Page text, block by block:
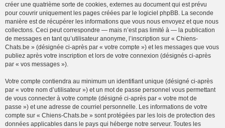
créer une quatrième sorte de cookies, externes au document qui est prévu
pour couvrir uniquement les pages créées par le logiciel phpBB. La seconde
manière est de récupérer les informations que vous nous envoyez et que nous
collectons. Ceci peut correspondre — mais n’est pas limité à — la publication
de messages en tant qu’utilisateur anonyme, l’inscription sur « Chiens-
Chats.be » (désignée ci-après par « votre compte ») et les messages que vous
publiez après votre inscription et lors de votre connexion (désignés ci-après
par « vos messages »).
Votre compte contiendra au minimum un identifiant unique (désigné ci-après
par « votre nom d’utilisateur ») et un mot de passe personnel vous permettant
de vous connecter à votre compte (désigné ci-après par « votre mot de
passe ») et une adresse de courriel personnelle. Les informations de votre
compte sur « Chiens-Chats.be » sont protégées par les lois de protection des
données applicables dans le pays qui héberge notre serveur. Toutes les